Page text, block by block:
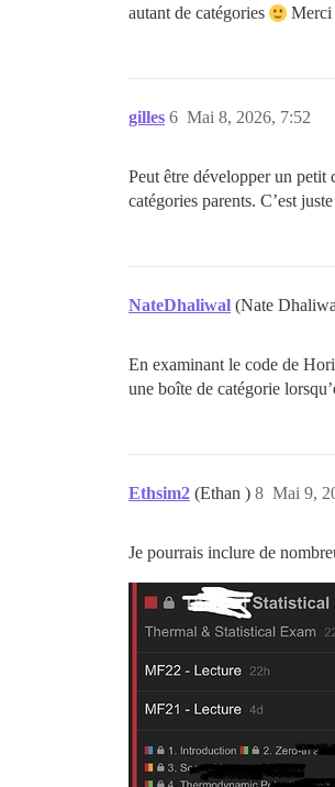
autant de catégories
Merci
gilles Mai 8, 2026, 7:52
6
Peut être développer un petit
catégories parents. C’est
NateDhaliwal (Nate
En examinant le code de
une boîte de catégorie
Ethsim2 (Ethan ) Mai 9,
8
Je pourrais inclure de